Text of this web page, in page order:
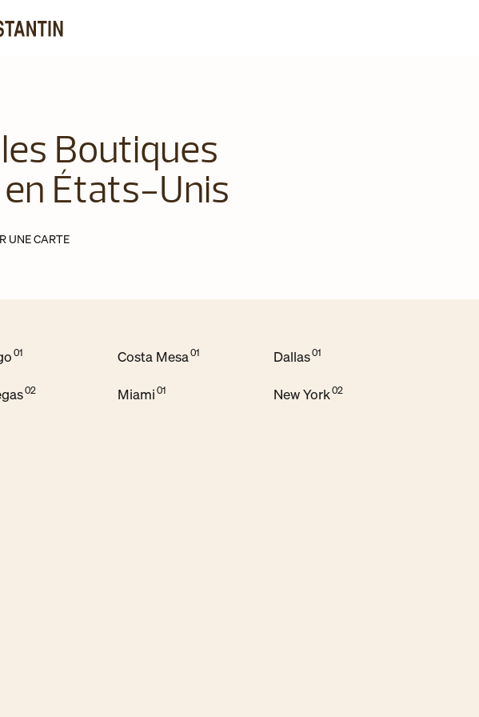
Boutiques
États-Unis
UNE CARTE
Costa Mesa Dallas
Miami New York